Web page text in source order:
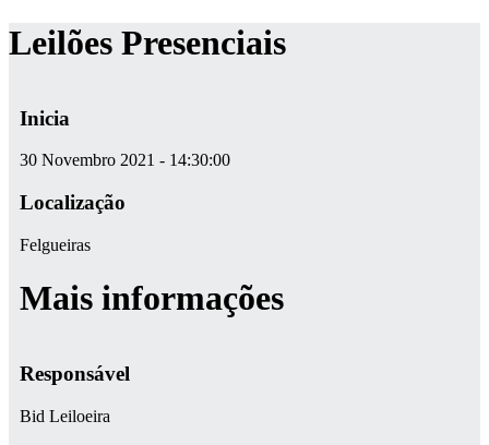
Leilões Presenciais
Inicia
30 Novembro 2021 - 14:30:00
Localização
Felgueiras
Mais informações
Responsável
Bid Leiloeira